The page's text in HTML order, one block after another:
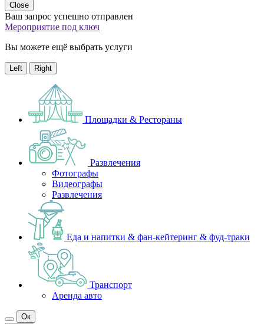
Close
Ваш запрос успешно отправлен
Мероприятие под ключ
Вы можете ещё выбрать услуги
Left Right
Площадки & Рестораны
Развлечения
Фотографы
Видеографы
Развлечения
Еда и напитки & фан-кейтеринг & фуд-траки
Транспорт
Аренда авто
Ок